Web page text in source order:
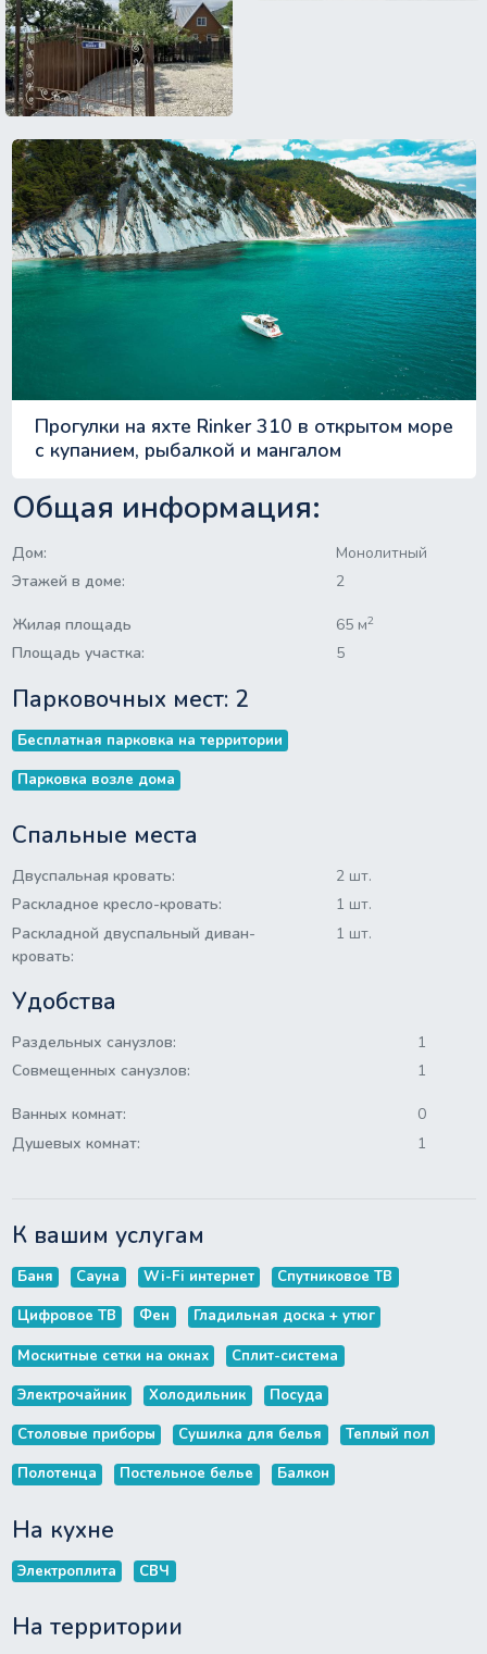
Прогулки на яхте Rinker 310 в открытом море
с купанием, рыбалкой и мангалом
Общая информация:
Дом:
Монолитный
Этажей в доме:
2
Жилая площадь 65 м2
Площадь участка: 5
Парковочных мест: 2
Бесплатная парковка на территории
Парковка возле дома
Спальные места
Двуспальная кровать:
2 шт.
Раскладное кресло-кровать:
1 шт.
Раскладной двуспальный диван-
кровать:
1 шт.
Удобства
Раздельных санузлов:
1
Совмещенных санузлов:
1
Ванных комнат:
0
Душевых комнат:
1
К вашим услугам
Баня Сауна Wi-Fi интернет Спутниковое ТВ
Цифровое ТВ Фен Гладильная доска + утюг
Москитные сетки на окнах Сплит-система
Электрочайник Холодильник Посуда
Столовые приборы Сушилка для белья Теплый пол
Полотенца Постельное белье Балкон
На кухне
Электроплита СВЧ
На территории